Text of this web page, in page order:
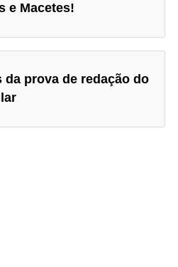
e Macetes!
da prova de redação do